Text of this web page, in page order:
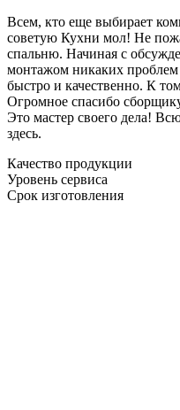
Всем, кто еще выбирает
советую Кухни мол! Не
спальню. Начиная с
монтажом никаких
быстро и качественно. К
Огромное спасибо
Это мастер своего дела!
здесь.
Качество продукции
Уровень сервиса
Срок изготовления